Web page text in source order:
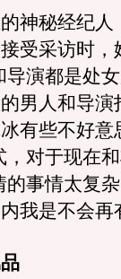
秘经纪人
受采访时，
导演都是处
男人和导演
有些不好意
，对于现在
的事情太复
我是不会再